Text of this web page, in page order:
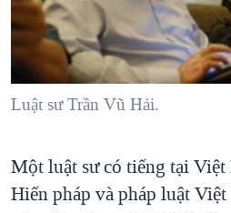
"Tìm"NGƯỜI VIỆT HẢI NGOẠI
ĐỜI SỐNG
KINH TẾ
VĂN HOÁ
TẠI
HÀNH TRÌNH BẦU CỬ 2024
MỘT NĂM CHIẾN TRANH TẠI
GIẢI MÃ VÀNH ĐAI & CON
TRỊNH VĨNH BÌNH - NGƯỜI HẠ
GROUND ZERO – XƯA VÀ NAY
VIDEO
NGHE
MẠNG XÃ HỘI
Ngôn ngữ khác
Luật sư Trần Vũ Hải.
Một luật sư có tiếng tại
Hiến pháp và pháp luật